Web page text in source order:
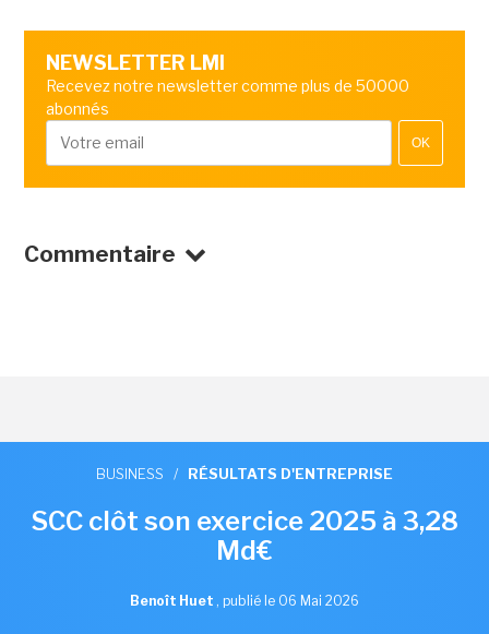
NEWSLETTER LMI
Recevez notre newsletter comme plus de 50000
abonnés
OK
Commentaire
BUSINESS / RÉSULTATS D'ENTREPRISE
SCC clôt son exercice 2025 à 3,28
Md€
Benoît Huet , publié le 06 Mai 2026